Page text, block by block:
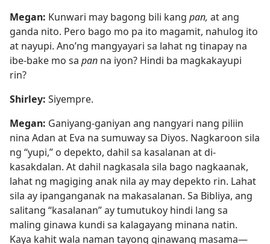
Megan: Kunwari may bagong bili kang pan, at ang
ganda nito. Pero bago mo pa ito magamit, nahulog ito
at nayupi. Ano’ng mangyayari sa lahat ng tinapay na
ibe-bake mo sa pan na iyon? Hindi ba magkakayupi
rin?
Shirley: Siyempre.
Megan: Ganiyang-ganiyan ang nangyari nang piliin
nina Adan at Eva na sumuway sa Diyos. Nagkaroon sila
ng “yupi,” o depekto, dahil sa kasalanan at di-
kasakdalan. At dahil nagkasala sila bago nagkaanak,
lahat ng magiging anak nila ay may depekto rin. Lahat
sila ay ipanganganak na makasalanan. Sa Bibliya, ang
salitang “kasalanan” ay tumutukoy hindi lang sa
maling ginawa kundi sa kalagayang minana natin.
Kaya kahit wala naman tayong ginawang masama—